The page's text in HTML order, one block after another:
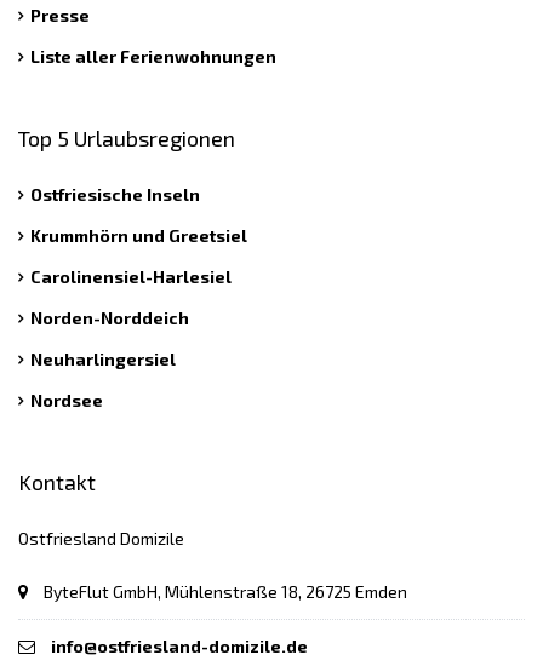
Presse
Liste aller Ferienwohnungen
Top 5 Urlaubsregionen
Ostfriesische Inseln
Krummhörn und Greetsiel
Carolinensiel-Harlesiel
Norden-Norddeich
Neuharlingersiel
Nordsee
Kontakt
Ostfriesland Domizile
ByteFlut GmbH, Mühlenstraße 18, 26725 Emden
info@ostfriesland-domizile.de